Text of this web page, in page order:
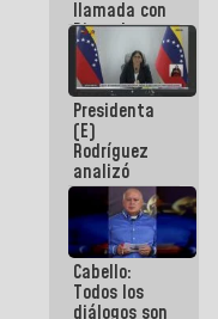
llamada con
Dinorah
Figuera y
acuerdan
primer
encuentro
presencial
para el
diálogo
Presidenta
(E)
Rodríguez
analizó
junto a
gobernadores
planes de
recuperación
del Sistema
Eléctrico
Cabello:
Todos los
diálogos son